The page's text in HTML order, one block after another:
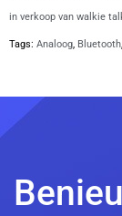
in verkoop van walkie
Tags: Analoog, Bluetooth,